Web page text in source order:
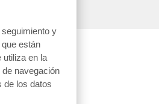
y
están
utiliza en la
navegación
de los datos